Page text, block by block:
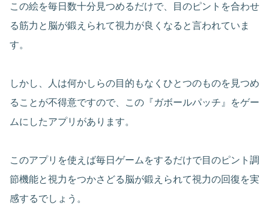
この絵を毎日数十分見つめるだけで、目のピントを合わせ
る筋力と脳が鍛えられて視力が良くなると言われていま
す。
しかし、人は何かしらの目的もなくひとつのものを見つめ
ることが不得意ですので、この『ガボールパッチ』をゲー
ムにしたアプリがあります。
このアプリを使えば毎日ゲームをするだけで目のピント調
節機能と視力をつかさどる脳が鍛えられて視力の回復を実
感するでしょう。